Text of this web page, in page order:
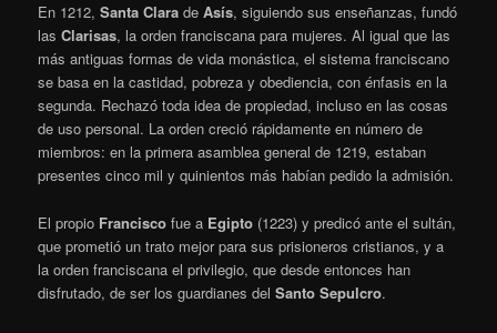
En 1212,Santa Clara deAsís, siguiendo sus enseñanzas, fundó
lasClarisas, la orden franciscana para mujeres. Al igual que las
más antiguas formas de vida monástica, el sistema franciscano
se basa en la castidad, pobreza y obediencia, con énfasis en la
segunda. Rechazó toda idea de propiedad, incluso en las cosas
de uso personal. La orden creció rápidamente en número de
miembros: en la primera asamblea general de 1219, estaban
presentes cinco mil y quinientos más habían pedido la admisión.
El propio Francisco fue a Egipto (1223) y predicó ante el sultán,
que prometió un trato mejor para sus prisioneros cristianos, y a
la orden franciscana el privilegio, que desde entonces han
disfrutado, de ser los guardianes delSanto Sepulcro.